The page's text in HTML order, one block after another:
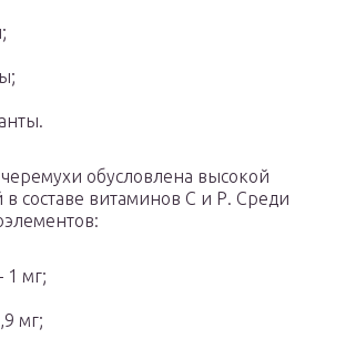
обусловлена высокой
составе витаминов C и Р. Среди
1 мг;
мг;